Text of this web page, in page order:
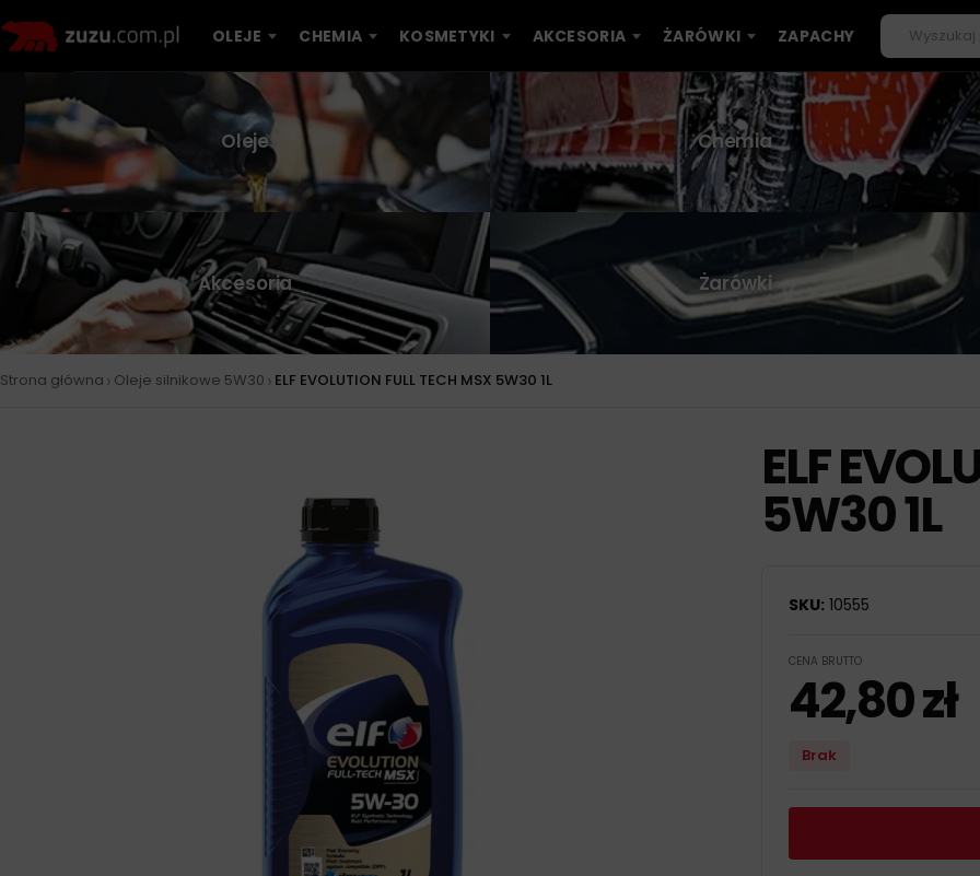
OLEJE CHEMIA KOSMETYKI AKCESORIA ŻARÓWKI ZAPACHY
Oleje Chemia
Akcesoria Żarówki
Strona główna › Oleje silnikowe 5W30 › ELF EVOLUTION FULL TECH MSX 5W30 1L
ELF
5W30 1L
SKU: 10555
CENA BRUTTO
42,80zł
Brak